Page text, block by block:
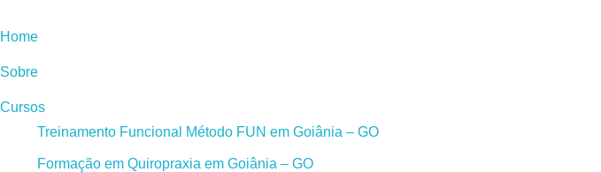
Home
Sobre
Cursos
Treinamento Funcional Método FUN em Goiânia – GO
Formação em Quiropraxia em Goiânia – GO